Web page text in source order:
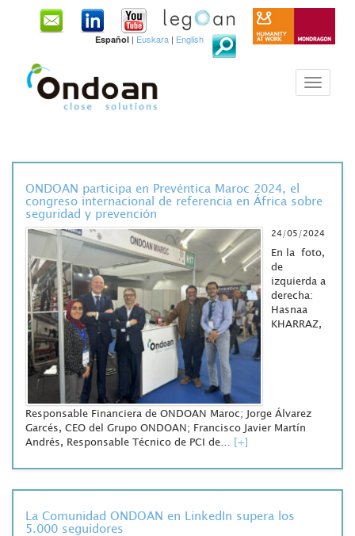
Español | Euskara | English
ONDOAN participa en Prevéntica Maroc 2024, el
congreso internacional de referencia en África sobre
seguridad y prevención
24/05/2024
En la foto,
de
izquierda a
derecha:
Hasnaa
KHARRAZ,
Responsable Financiera de ONDOAN Maroc; Jorge Álvarez
Garcés, CEO del Grupo ONDOAN; Francisco Javier Martín
Andrés, Responsable Técnico de PCI de… [+]
La Comunidad ONDOAN en LinkedIn supera los
5.000 seguidores